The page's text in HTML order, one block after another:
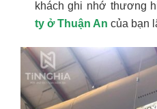
khách ghi nhớ thương
ty ở Thuận An của bạn